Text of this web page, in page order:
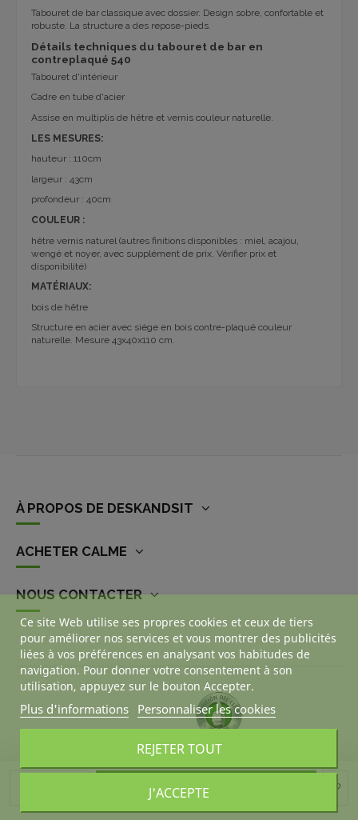
Ajouter au panier
Tabouret de bar classique avec dossier. Design sobre, confortable et
robuste. La structure a des repose-pieds.
Détails techniques du tabouret de bar en
contreplaqué 540
Tabouret d'intérieur
Cadre en tube d'acier
Assise en multiplis de hêtre et vernis couleur naturelle.
LES MESURES:
hauteur : 110cm
largeur : 43cm
profondeur : 40cm
COULEUR :
hêtre vernis naturel (autres finitions disponibles : miel, acajou,
wengé et noyer, avec supplément de prix. Vérifier prix et
disponibilité)
MATÉRIAUX:
bois de hêtre
Structure en acier avec siège en bois contre-plaqué couleur
naturelle. Mesure 43x40x110 cm.
À PROPOS DE DESKANDSIT
ACHETER CALME
NOUS CONTACTER
Ce site Web utilise ses propres cookies et ceux de tiers
pour améliorer nos services et vous montrer des publicités
liées à vos préférences en analysant vos habitudes de
navigation. Pour donner votre consentement à son
utilisation, appuyez sur le bouton Accepter.
Plus d'informations Personnaliser les cookies
REJETER TOUT
J'ACCEPTE